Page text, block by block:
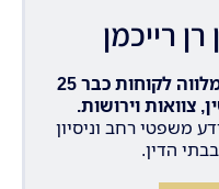
רייכמן
פירמת עורכי הדין רן רייכמן מלווה לקוחות כבר 25
צוואות וירושות.
משפטי רחב וניסיון
הדין.